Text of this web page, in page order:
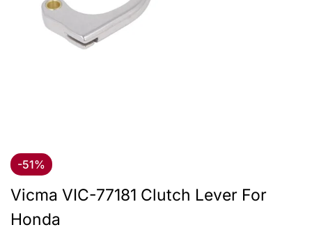
-51%
Vicma VIC-77181 Clutch Lever For
Honda